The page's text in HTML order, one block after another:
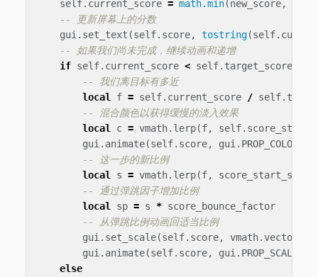
self. current_score = math.min(new_score,
-- 更新屏幕上的分数
gui . set_text (self. score, tostring(self.
-- 如果我们尚未完成，继续动画和递增
if self. current_score < self. target_score
-- 我们离目标有多近
local
f = self. current_score / self.
-- 混合颜色以获得缓慢的淡入效果
local
c = vmath. lerp(f, self.
gui . animate(self. score, gui . PROP_COLOR
-- 这一步的新比例
local
s = vmath. lerp(f, score_start_scale
-- 通过弹跳因子增加比例
local
sp = s * score_bounce_factor
-- 从弹跳比例动画回适当比例
gui . set_scale(self. score, vmath.vector4
gui . animate(self. score, gui . PROP_SCALE
else